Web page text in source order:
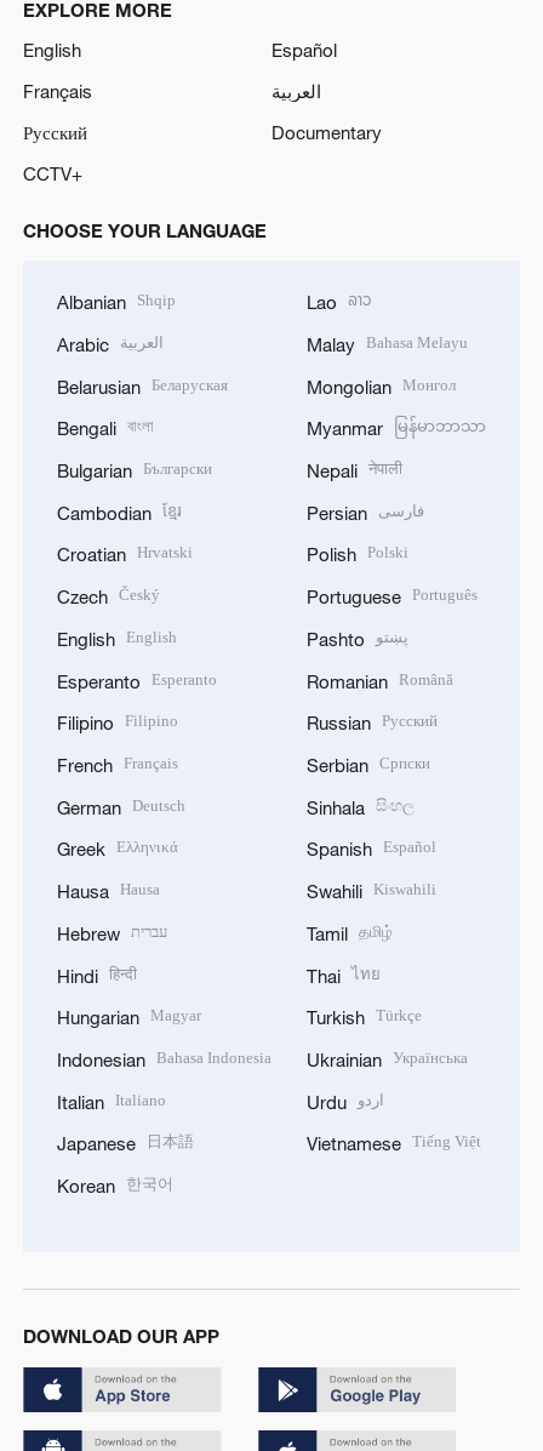
EXPLORE MORE
English
Español
Français
العربية
Русский
Documentary
CCTV+
CHOOSE YOUR LANGUAGE
Albanian Shqip
Arabic العربية
Belarusian Беларуская
Bengali বাংলা
Bulgarian Български
Cambodian ខ្មែរ
Croatian Hrvatski
Czech Český
English English
Esperanto Esperanto
Filipino Filipino
French Français
German Deutsch
Greek Ελληνικά
Hausa Hausa
Hebrew עברית
Hindi हिन्दी
Hungarian Magyar
Indonesian Bahasa Indonesia
Italian Italiano
Japanese 日本語
Korean 한국어
Lao ລາວ
Malay Bahasa Melayu
Mongolian Монгол
Myanmar မြန်မာဘာသာ
Nepali नेपाली
Persian فارسی
Polish Polski
Portuguese Português
Pashto پښتو
Romanian Română
Russian Русский
Serbian Српски
Sinhala සිංහල
Spanish Español
Swahili Kiswahili
Tamil தமிழ்
Thai ไทย
Turkish Türkçe
Ukrainian Українська
Urdu اردو
Vietnamese Tiếng Việt
DOWNLOAD OUR APP